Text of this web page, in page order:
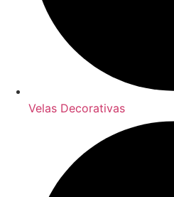
Velas Decorativas